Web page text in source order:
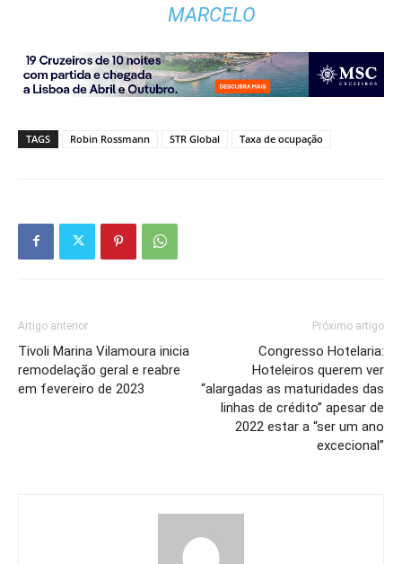
MARCELO
TAGS Robin Rossmann STR Global Taxa de ocupação
Artigo anterior
Tivoli Marina Vilamoura inicia
remodelação geral e reabre
em fevereiro de 2023
Próximo artigo
Congresso Hotelaria:
Hoteleiros querem ver
“alargadas as maturidades das
linhas de crédito” apesar de
2022 estar a “ser um ano
excecional”